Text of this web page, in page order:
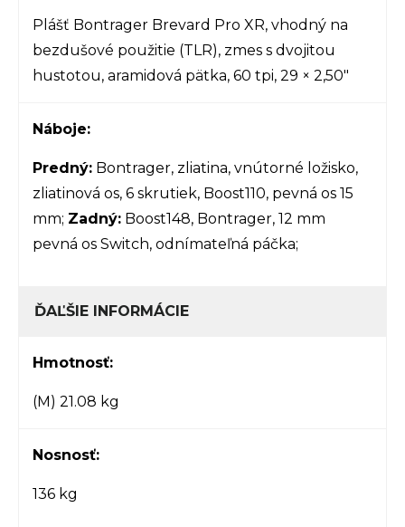
Plášť Bontrager Brevard Pro XR, vhodný na
bezdušové použitie (TLR), zmes s dvojitou
hustotou, aramidová pätka, 60 tpi, 29 × 2,50"
Náboje:
Predný: Bontrager, zliatina, vnútorné ložisko,
zliatinová os, 6 skrutiek, Boost110, pevná os 15
mm; Zadný: Boost148, Bontrager, 12 mm
pevná os Switch, odnímateľná páčka;
ĎAĽŠIE INFORMÁCIE
Hmotnosť:
(M) 21.08 kg
Nosnosť:
136 kg